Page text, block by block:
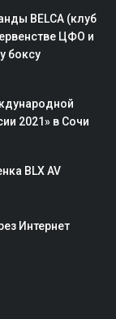
BELCA (клуб
ЦФО и
боксу
2021» в Сочи
BLX AV
Интернет